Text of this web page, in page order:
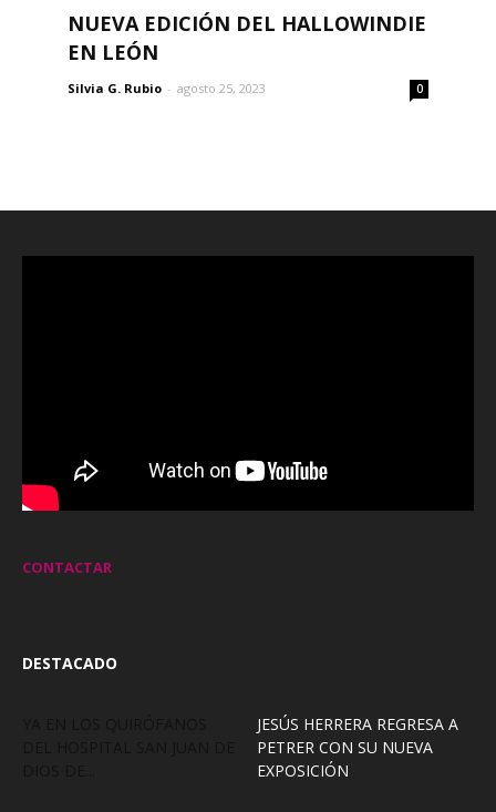
NUEVA EDICIÓN DEL HALLOWINDIE
EN LEÓN
Silvia G. Rubio - agosto 25, 2023 0
CONTACTAR
DESTACADO
JESÚS HERRERA REGRESA A
PETRER CON SU NUEVA
EXPOSICIÓN